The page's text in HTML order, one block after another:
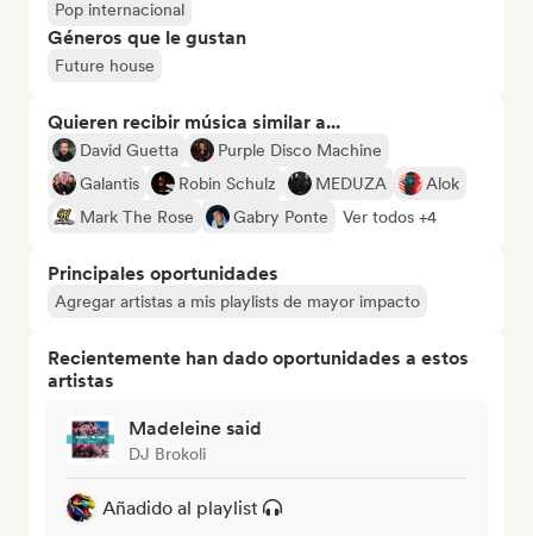
Pop internacional
Géneros que le gustan
Future house
Quieren recibir música similar a...
David Guetta
Purple Disco Machine
Galantis
Robin Schulz MEDUZA
Alok
Mark The Rose
Gabry Ponte Ver todos +4
Principales oportunidades
Agregar artistas a mis playlists de mayor impacto
Recientemente han dado oportunidades a estos
artistas
Madeleine said
DJ Brokoli
Añadido al playlist